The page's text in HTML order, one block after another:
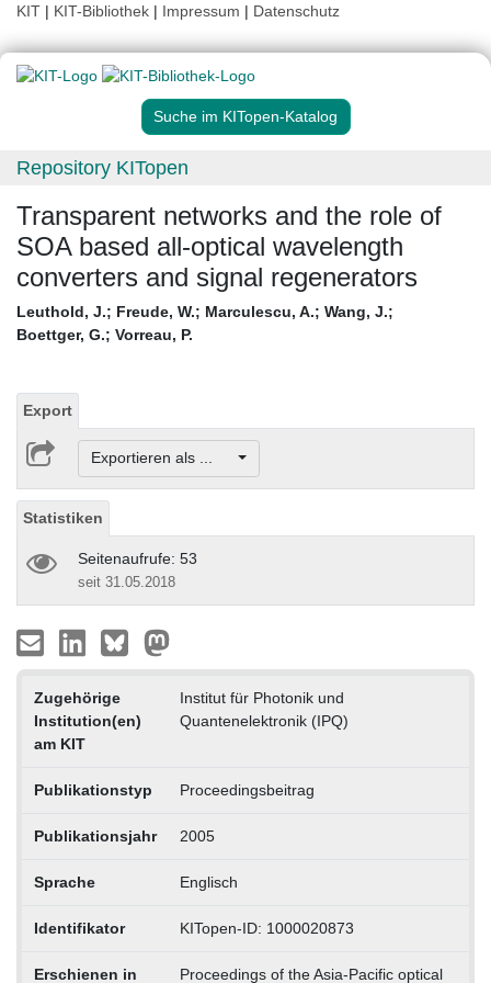
KIT | KIT-Bibliothek | Impressum | Datenschutz
Suche im KITopen-Katalog
Repository KITopen
Transparent networks and the role of
SOA based all-optical wavelength
converters and signal regenerators
Leuthold, J.; Freude, W.; Marculescu, A.; Wang, J.;
Boettger, G.; Vorreau, P.
Export
Exportieren als ...
Statistiken
Seitenaufrufe: 53
seit 31.05.2018
Zugehörige
Institution(en)
am KIT
Institut für Photonik und
Quantenelektronik (IPQ)
Publikationstyp Proceedingsbeitrag
Publikationsjahr 2005
Sprache Englisch
Identifikator KITopen-ID: 1000020873
Erschienen in Proceedings of the Asia-Pacific optical